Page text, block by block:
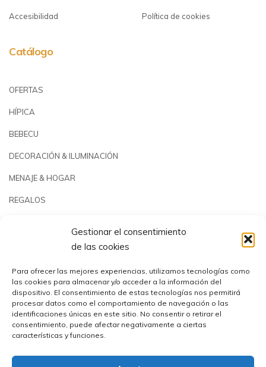
Gestionar el consentimiento
de las cookies
Para ofrecer las mejores experiencias, utilizamos tecnologías como
las cookies para almacenar y/o acceder a la información del
dispositivo. El consentimiento de estas tecnologías nos permitirá
procesar datos como el comportamiento de navegación o las
identificaciones únicas en este sitio. No consentir o retirar el
consentimiento, puede afectar negativamente a ciertas
características y funciones.
Accesibilidad Política de cookies
Catálogo
OFERTAS
HÍPICA
BEBECU
DECORACIÓN & ILUMINACIÓN
MENAJE & HOGAR
REGALOS
PISCINAS & REPUESTOS
OUTLET